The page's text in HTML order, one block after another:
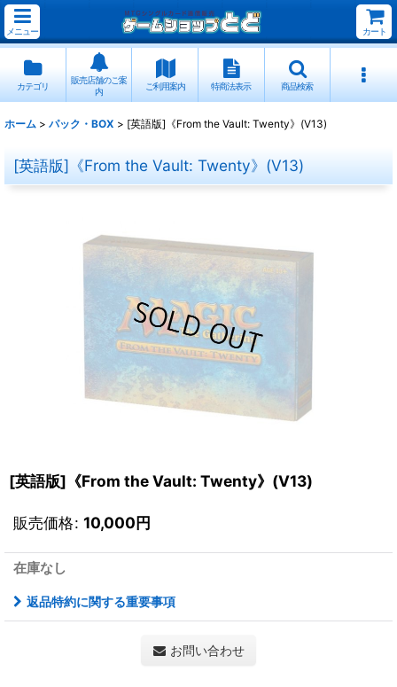
メニュー カート
カテゴリ
販売店舗のご案
内
ご利用案内 特商法表示 商品検索
ホーム > パック・BOX > [英語版]《From the Vault: Twenty》(V13)
[英語版]《From the Vault: Twenty》(V13)
[英語版]《From the Vault: Twenty》(V13)
販売価格: 10,000円
在庫なし
返品特約に関する重要事項
お問い合わせ